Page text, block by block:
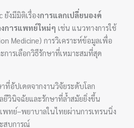
ยังมีมิติเรื่องการแลกเปลี่ยนองค์
การแพทย์ใหม่ๆ เช่น แนวทางการใช้
Medicine) การวิเคราะห์ข้อมูลเพื่อ
ารเลือกวิธีรักษาที่เหมาะสมที่สุด
ที่อัปเดตจากงานวิจัยระดับโลก
ยีวินิจฉัยและรักษาที่ล้ำสมัยยิ่งขึ้น
ทย์–พยาบาลในไทยผ่านการเทรนนิ่ง
สบการณ์